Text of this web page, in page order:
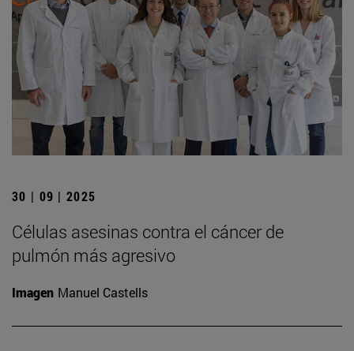
30 | 09 | 2025
Células asesinas contra el cáncer de
pulmón más agresivo
Imagen Manuel Castells